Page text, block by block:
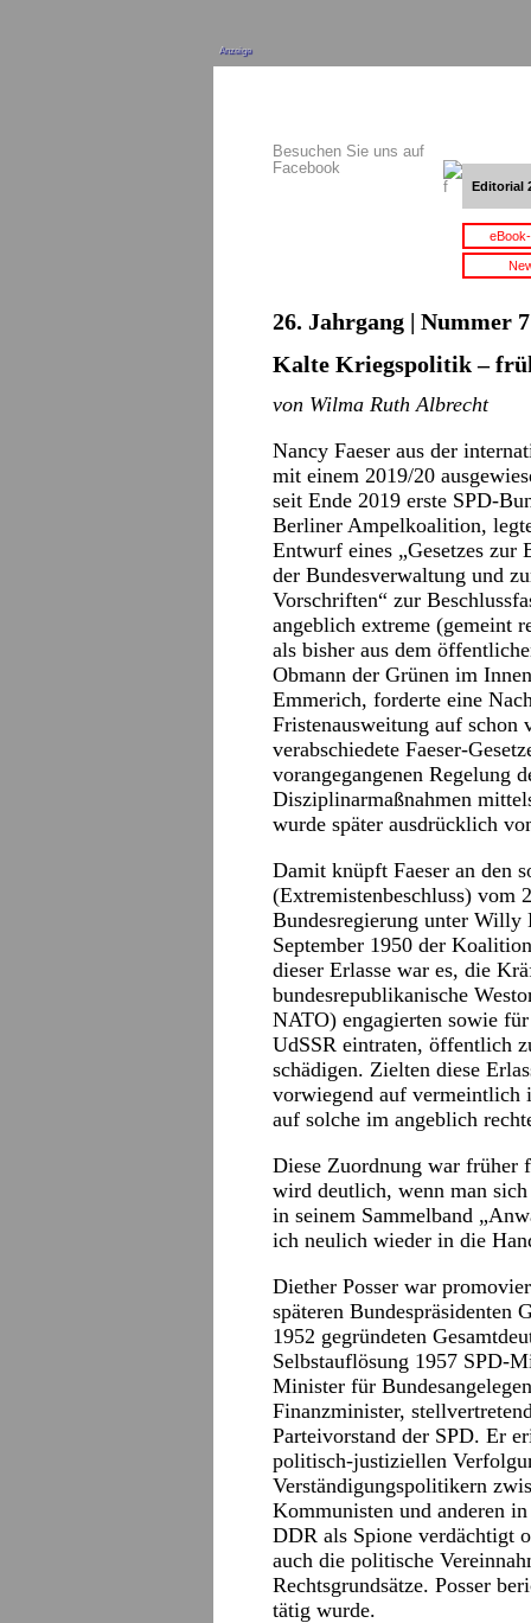
Anzeige
Besuchen Sie uns auf
Facebook
Editorial
26. Jahrgang | Nummer
Kalte Kriegspolitik –
von Wilma Ruth Albrecht
Nancy Faeser aus der
mit einem 2019/20
seit Ende 2019 erste SPD-
Berliner Ampelkoalition,
Entwurf eines „Gesetzes
der Bundesverwaltung und
Vorschriften“ zur
angeblich extreme (gemeint
als bisher aus dem
Obmann der Grünen im
Emmerich, forderte eine
Fristenausweitung auf schon
verabschiedete Faeser-
vorangegangenen Regelung
Disziplinarmaßnahmen
wurde später ausdrücklich
Damit knüpft Faeser an den
(Extremistenbeschluss) vom
Bundesregierung unter Willy
September 1950 der
dieser Erlasse war es, die
bundesrepublikanische
NATO) engagierten sowie
UdSSR eintraten, öffentlich
schädigen. Zielten diese
vorwiegend auf vermeintlich
auf solche im angeblich
Diese Zuordnung war früher
wird deutlich, wenn man
in seinem Sammelband
ich neulich wieder in die
Diether Posser war
späteren Bundespräsidenten
1952 gegründeten
Selbstauflösung 1957 SPD-
Minister für
Finanzminister,
Parteivorstand der SPD. Er
politisch-justiziellen
Verständigungspolitikern
Kommunisten und anderen
DDR als Spione verdächtigt
auch die politische
Rechtsgrundsätze. Posser
tätig wurde.